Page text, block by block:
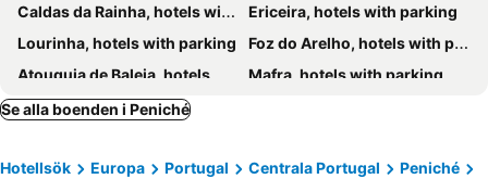
Obidos Lagoon Wellness Retreat
Água d'Alma Hotel
Pousada Vila Óbidos
Hotel Real d Obidos
Casa D Obidos
Caldas da Rainha, hotels with parking
Ericeira, hotels with parking
Lourinha, hotels with parking
Foz do Arelho, hotels with parking
Atouguia de Baleia, hotels with parking
Mafra, hotels with parking
Casais do Baleal, hotels with parking
Alenquer, hotels with parking
Vau, hotels with parking
Se alla boenden i Peniché
Hotellsök Europa Portugal Centrala Portugal
Peniché